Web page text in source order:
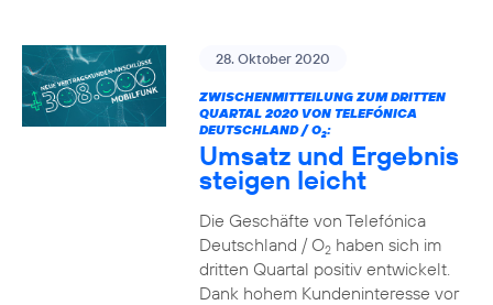
28. Oktober 2020
ZWISCHENMITTEILUNG ZUM DRITTEN
QUARTAL 2020 VON TELEFÓNICA
DEUTSCHLAND / O2:
Umsatz und Ergebnis
steigen leicht
Die Geschäfte von Telefónica
Deutschland / O2haben sich im
dritten Quartal positiv entwickelt.
Dank hohem Kundeninteresse vor